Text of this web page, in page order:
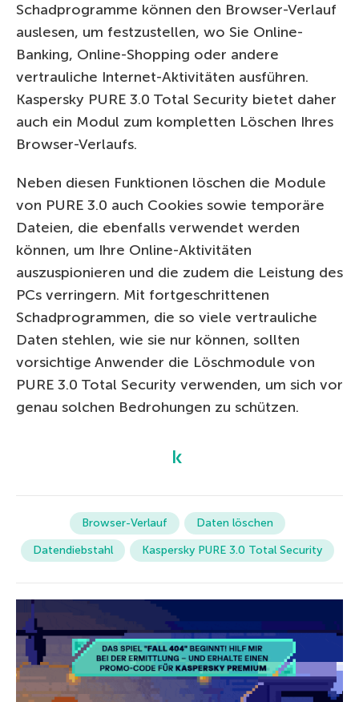
Schadprogramme können den Browser-Verlauf
auslesen, um festzustellen, wo Sie Online-
Banking, Online-Shopping oder andere
vertrauliche Internet-Aktivitäten ausführen.
Kaspersky PURE 3.0 Total Security bietet daher
auch ein Modul zum kompletten Löschen Ihres
Browser-Verlaufs.
Neben diesen Funktionen löschen die Module
von PURE 3.0 auch Cookies sowie temporäre
Dateien, die ebenfalls verwendet werden
können, um Ihre Online-Aktivitäten
auszuspionieren und die zudem die Leistung des
PCs verringern. Mit fortgeschrittenen
Schadprogrammen, die so viele vertrauliche
Daten stehlen, wie sie nur können, sollten
vorsichtige Anwender die Löschmodule von
PURE 3.0 Total Security verwenden, um sich vor
genau solchen Bedrohungen zu schützen.
Browser-Verlauf
Daten löschen
Datendiebstahl
Kaspersky PURE 3.0 Total Security